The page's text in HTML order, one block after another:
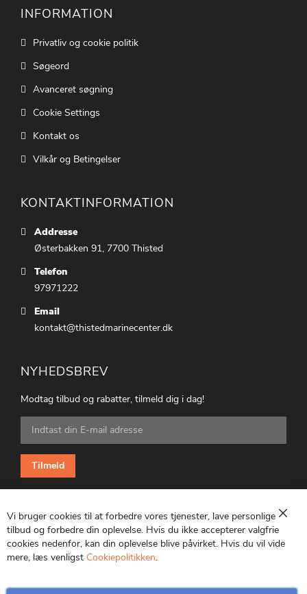
INFORMATION
Privatliv og cookie politik
Søgeord
Avanceret søgning
Cookie Settings
Kontakt os
Vilkår og Betingelser
KONTAKTINFORMATION
Addresse
Østerbakken 91, 7700 Thisted
Telefon
97971222
Email
kontakt@thistedmarinecenter.dk
NYHEDSBREV
Modtag tilbud og rabatter, tilmeld dig i dag!
Tilmeld
dig
vores
nyhedsbrev:
Tilmeld
CVR: 25847369
Luk
Vi bruger cookies til at forbedre vores tjenester, lave personlige
tilbud og forbedre din oplevelse. Hvis du ikke accepterer valgfrie
cookies nedenfor, kan din oplevelse blive påvirket. Hvis du vil vide
mere, læs venligst Cookiepolitikken.